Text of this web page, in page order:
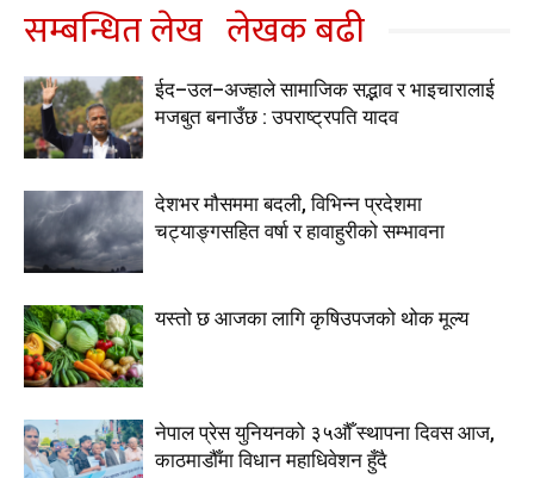
सम्बन्धित लेख लेखक बढी
ईद–उल–अज्हाले सामाजिक सद्भाव र भाइचारालाई
मजबुत बनाउँछ : उपराष्ट्रपति यादव
देशभर मौसममा बदली, विभिन्न प्रदेशमा
चट्याङ्गसहित वर्षा र हावाहुरीको सम्भावना
यस्तो छ आजका लागि कृषिउपजको थोक मूल्य
नेपाल प्रेस युनियनको ३५औँ स्थापना दिवस आज,
काठमाडौँमा विधान महाधिवेशन हुँदै